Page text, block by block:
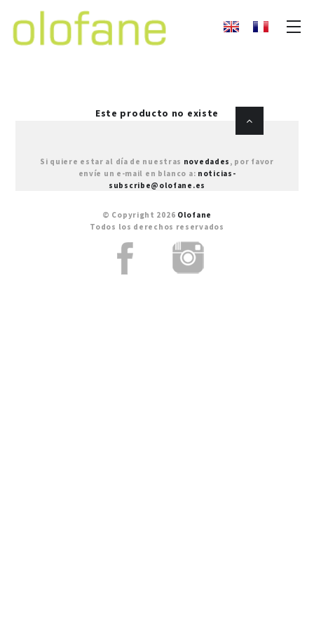
Este producto no existe
Si quiere estar al día de nuestras novedades , por favor
envíe un e-mail en blanco a: noticias-
subscribe@olofane.es
© Copyright 2026 Olofane
Todos los derechos reservados